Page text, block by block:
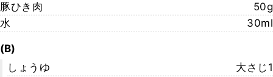
豚ひき肉
50g
水
30ml
(B)
しょうゆ
大さじ1